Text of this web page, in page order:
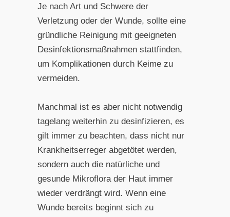
Je nach Art und Schwere der
Verletzung oder der Wunde, sollte eine
gründliche Reinigung mit geeigneten
Desinfektionsmaßnahmen stattfinden,
um Komplikationen durch Keime zu
vermeiden.
Manchmal ist es aber nicht notwendig
tagelang weiterhin zu desinfizieren, es
gilt immer zu beachten, dass nicht nur
Krankheitserreger abgetötet werden,
sondern auch die natürliche und
gesunde Mikroflora der Haut immer
wieder verdrängt wird. Wenn eine
Wunde bereits beginnt sich zu